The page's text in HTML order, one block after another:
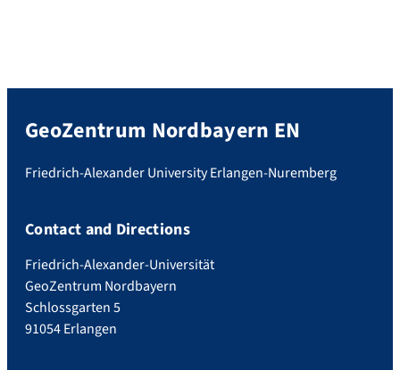
GeoZentrum Nordbayern EN
Friedrich-Alexander University Erlangen-Nuremberg
Contact and Directions
Friedrich-Alexander-Universität
GeoZentrum Nordbayern
Schlossgarten 5
91054 Erlangen